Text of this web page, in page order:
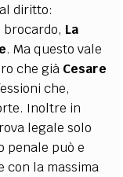
diritto:
brocardo, La
. Ma questo vale
che già Cesare
che,
Inoltre in
legale solo
penale può e
con la massima